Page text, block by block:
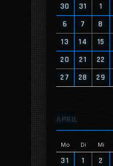
30 31 1
6
7 8
13
14 15
20
21 22
27
28 29
APRIL
Mo Di Mi
31 1 2